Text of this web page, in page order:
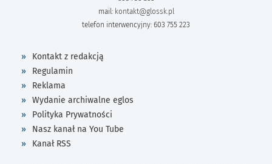
mail: kontakt@glossk.pl
telefon interwencyjny: 603 755 223
Kontakt z redakcją
Regulamin
Reklama
Wydanie archiwalne eglos
Polityka Prywatności
Nasz kanał na You Tube
Kanał RSS